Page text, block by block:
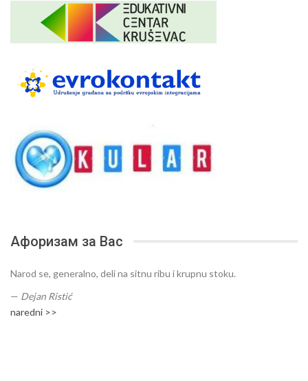
Афоризам за Вас
Narod se, generalno, deli na sitnu ribu i krupnu stoku.
— Dejan Ristić
naredni >>